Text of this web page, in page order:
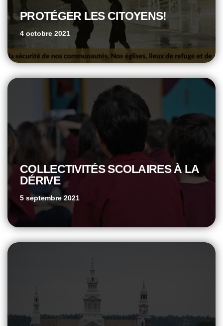
PROTÉGER LES CITOYENS!
4 octobre 2021
COLLECTIVITÉS SCOLAIRES À LA
DÉRIVE
5 septembre 2021